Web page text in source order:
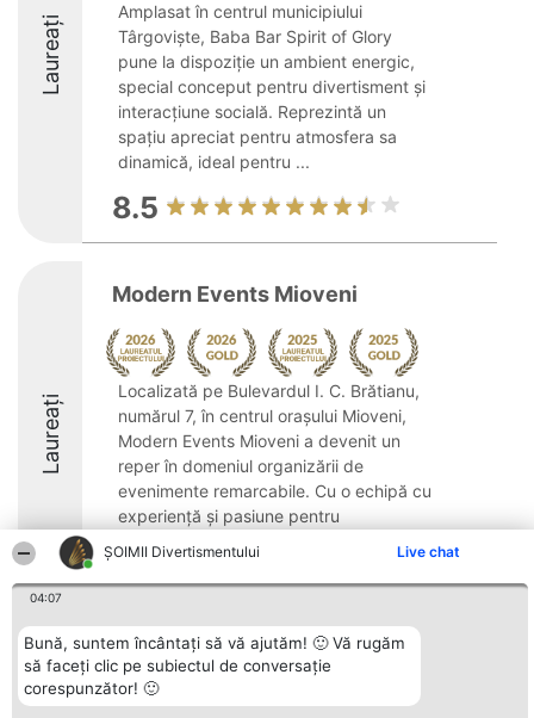
ŞOIMII Divertismentului Live chat
04:07
Bună, suntem încântați să vă ajutăm! 🙂 Vă rugăm
să faceți clic pe subiectul de conversație
corespunzător! 🙂
Laureați
Amplasat în centrul municipiului
Târgoviște, Baba Bar Spirit of Glory
pune la dispoziție un ambient energic,
special conceput pentru divertisment și
interacțiune socială. Reprezintă un
spațiu apreciat pentru atmosfera sa
dinamică, ideal pentru ...
8.5
Laureați
Modern Events Mioveni
Localizată pe Bulevardul I. C. Brătianu,
numărul 7, în centrul orașului Mioveni,
Modern Events Mioveni a devenit un
reper în domeniul organizării de
evenimente remarcabile. Cu o echipă cu
experiență și pasiune pentru
9.4
Organizator Ranking
BRIGHT SOLUTIONS BR SRL
Aleea Timisul De Sus 2 Bl. A30
Plebiscyt
Lista Tuturor